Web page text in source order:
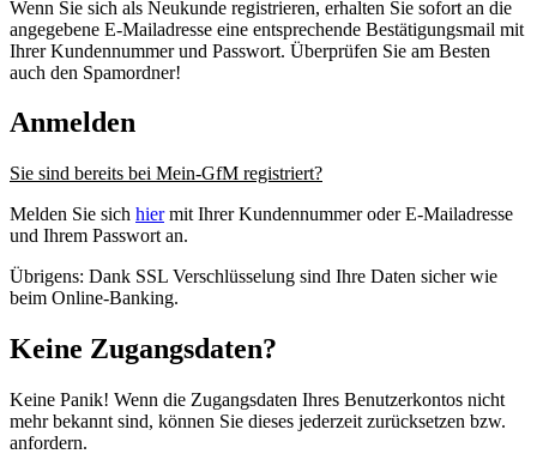
Wenn Sie sich als Neukunde registrieren, erhalten Sie sofort an die
angegebene E-Mailadresse eine entsprechende Bestätigungsmail mit
Ihrer Kundennummer und Passwort. Überprüfen Sie am Besten
auch den Spamordner!
Anmelden
Sie sind bereits bei Mein-GfM registriert?
Melden Sie sich hiermit Ihrer Kundennummer oder E-Mailadresse
und Ihrem Passwort an.
Übrigens: Dank SSL Verschlüsselung sind Ihre Daten sicher wie
beim Online-Banking.
Keine Zugangsdaten?
Keine Panik! Wenn die Zugangsdaten Ihres Benutzerkontos nicht
mehr bekannt sind, können Sie dieses jederzeit zurücksetzen bzw.
anfordern.